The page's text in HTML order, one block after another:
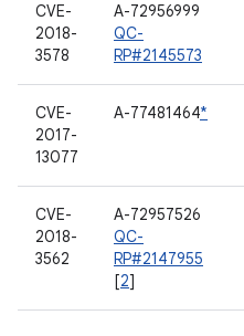
CVE-
2018-
3578
A-72956999
QC-
RP#2145573
CVE-
2017-
13077
A-77481464*
CVE-
2018-
3562
A-72957526
QC-
RP#2147955
[2]